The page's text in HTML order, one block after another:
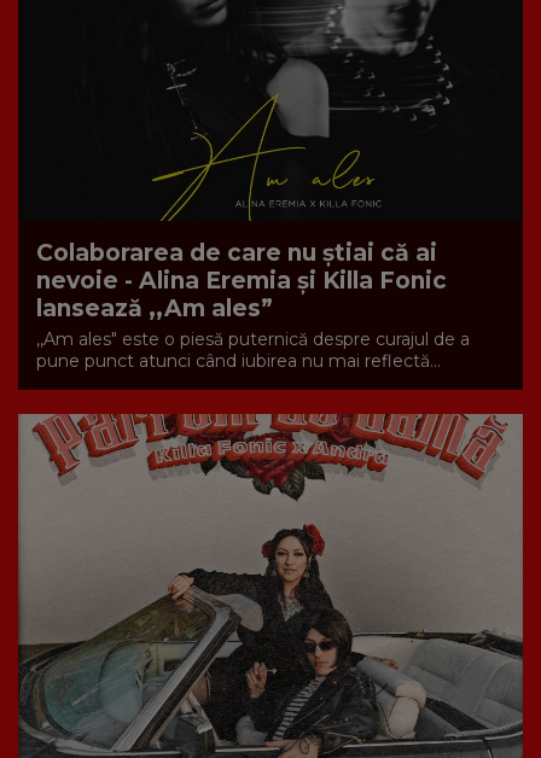
Colaborarea de care nu știai că ai
nevoie - Alina Eremia și Killa Fonic
lansează ,,Am ales”
,,Am ales" este o piesă puternică despre curajul de a
pune punct atunci când iubirea nu mai reflectă...